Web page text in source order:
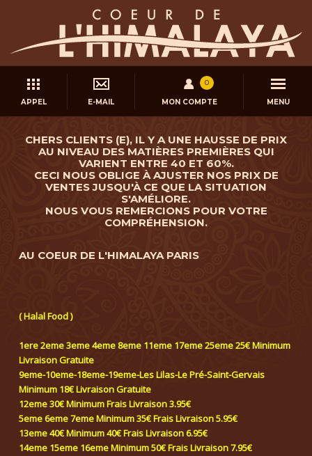
APPEL E-MAIL MON COMPTE
0
MENU
CHERS CLIENTS (E), IL Y A UNE HAUSSE DE PRIX
AU NIVEAU DES MATIÈRES PREMIÈRES QUI
VARIENT ENTRE 40 ET 60%.
CECI NOUS OBLIGE À AJUSTER NOS PRIX DE
VENTES JUSQU'À CE QUE LA SITUATION
S'AMÉLIORE.
NOUS VOUS REMERCIONS POUR VOTRE
COMPRÉHENSION.
AU COEUR DE L'HIMALAYA PARIS
( Halal Food )
1ere 2eme 3eme 4eme 8eme 11eme 17eme 25eme 25€ Minimum
Livraison Gratuite
9eme-10eme-18eme-19eme-Les Lilas-Le Pré-Saint-Gervais
Minimum 18€ Livraison Gratuite
12eme 30€ Minimum Frais Livraison 3.95€
5eme 6eme 7eme Minimum 35€ Frais Livraison 5.95€
13eme 40€ Minimum 40€ Frais Livraison 6.95€
14eme 15eme 16eme Minimum 50€ Frais Livraison 7.95€